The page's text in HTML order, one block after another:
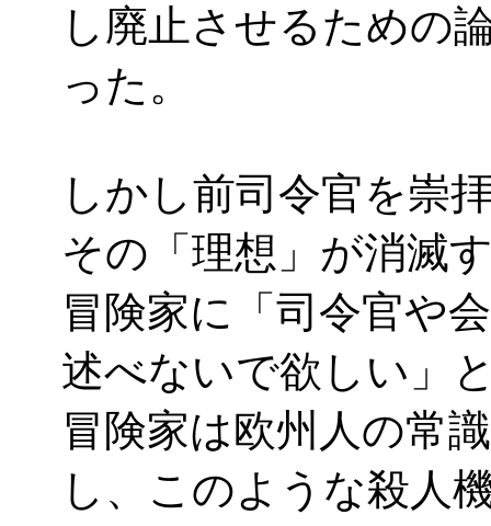
し廃止させるための
った。
しかし前司令官を崇
その「理想」が消滅
冒険家に「司令官や
述べないで欲しい」
冒険家は欧州人の常
し、このような殺人